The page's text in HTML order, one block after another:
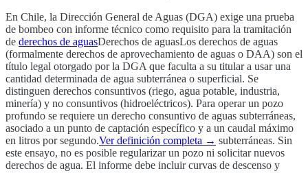
En Chile, la Dirección General de Aguas (DGA) exige una prueba
de bombeo con informe técnico como requisito para la tramitación
de derechos de aguasDerechos de aguasLos derechos de aguas
(formalmente derechos de aprovechamiento de aguas o DAA) son el
título legal otorgado por la DGA que faculta a su titular a usar una
cantidad determinada de agua subterránea o superficial. Se
distinguen derechos consuntivos (riego, agua potable, industria,
minería) y no consuntivos (hidroeléctricos). Para operar un pozo
profundo se requiere un derecho consuntivo de aguas subterráneas,
asociado a un punto de captación específico y a un caudal máximo
en litros por segundo.Ver definición completa → subterráneas. Sin
este ensayo, no es posible regularizar un pozo ni solicitar nuevos
derechos de agua. El informe debe incluir curvas de descenso y